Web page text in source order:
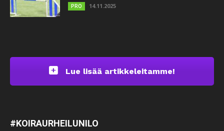
PRO 14.11.2025
Lue lisää artikkeleitamme!
#KOIRAURHEILUNILO